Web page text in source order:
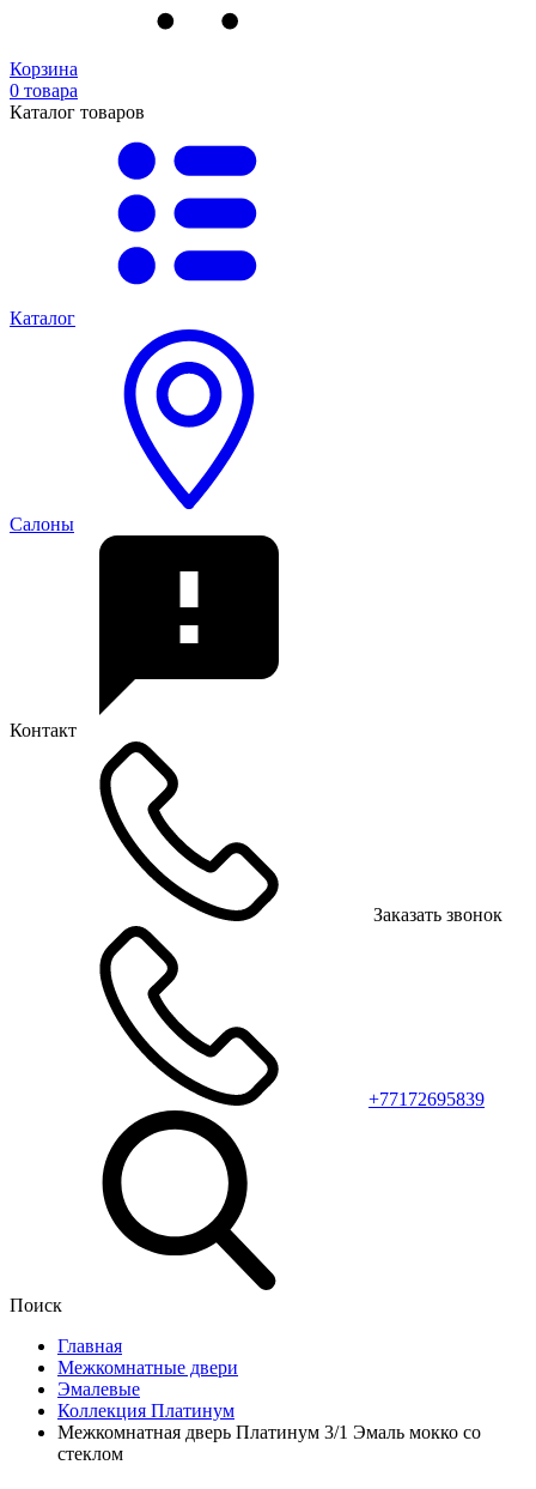
Корзина
0 товара
Каталог товаров
Каталог
Салоны
Контакт
Заказать звонок
+77172695839
Поиск
Главная
Межкомнатные двери
Эмалевые
Коллекция Платинум
Межкомнатная дверь Платинум 3/1 Эмаль мокко со
стеклом